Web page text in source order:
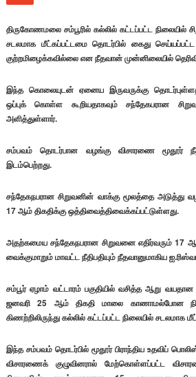
திருகோணமலை சம்பூரில் கல்லில் கட்டப்பட்ட நிலையில்
சடலமாக மீட்கப்பட்டமை தொடர்பில் கைது
குற்றமிழைக்கவில்லை என நீதவான் முன்னிலையில்
இந்த கொலையுடன் ஏனைய இருவருக்கு
ஒப்புக் கொள்ள கூறியதாகவும் சந்தேகபரான
அளித்துள்ளார்.
சம்பவம் தொடர்பான வழங்கு விசாரணை மூதூர்
இடம்பெற்றது.
சந்தேகநபரான சிறுவனின் வாக்கு மூலத்தை அடுத்து
17 ஆம் திகதிக்கு ஒத்திவைத்திவைக்கப்பட்டுள்ளது.
அதற்கமைய சந்தேகநபரான சிறுவனை எதிர்வரும் 17
வைக்குமாறும் மாவட்ட நீதிபதியும் நீதவானுமாகிய
சம்பூர் ஏழாம் வட்டாரம் பகுதியில் வசித்த ஆறு
ஜனவரி 25 ஆம் திகதி மாலை காணாமல்போன
கிணற்றிலிருந்து கல்லில் கட்டப்பட்ட நிலையில் சடலமாக
இந்த சம்பவம் தொடர்பில் மூதூர் பிராந்திய உதவிப்
விசாரணைக் குழுவினரால் மேற்கொள்ளப்பட்ட